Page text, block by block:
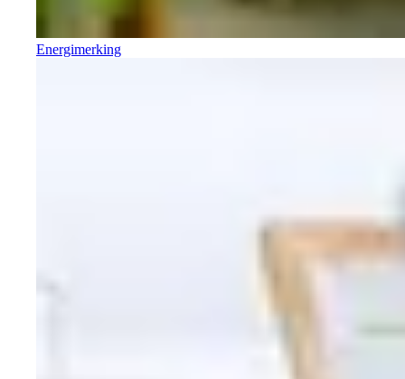
Energimerking